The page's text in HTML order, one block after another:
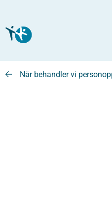
Når behandler vi